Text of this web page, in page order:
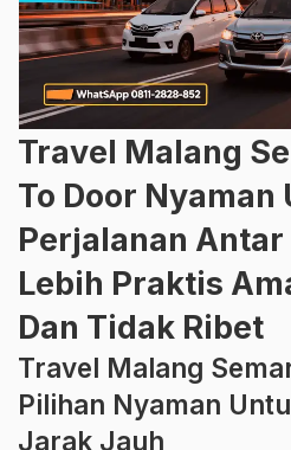
Travel Malang
To Door Nyaman
Perjalanan Antar
Lebih Praktis
Dan Tidak Ribet
Travel Malang
Pilihan Nyaman
Jarak Jauh